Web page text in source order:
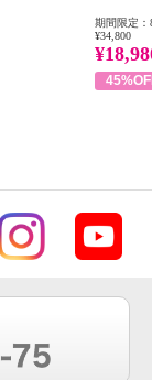
期間限定：
¥34,800